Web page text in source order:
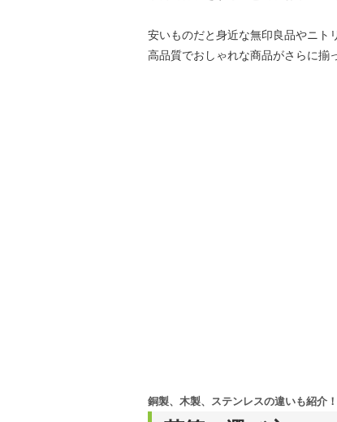
安いものだと身近な無印良品やニト
高品質でおしゃれな商品がさらに揃
銅製、木製、ステンレスの違いも紹介！